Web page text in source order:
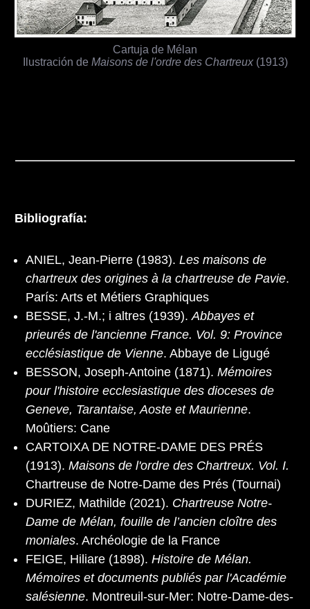
Cartuja de Mélan
Ilustración de Maisons de l'ordre des Chartreux(1913)
Bibliografía:
ANIEL, Jean-Pierre (1983). Les maisons de
chartreux des origines à la chartreuse de Pavie.
París: Arts et Métiers Graphiques
BESSE, J.-M.; i altres (1939).Abbayes et
prieurés de l'ancienne France. Vol. 9: Province
ecclésiastique de Vienne. Abbaye de Ligugé
BESSON, Joseph-Antoine (1871). Mémoires
pour l'histoire ecclesiastique des dioceses de
Geneve, Tarantaise, Aoste et Maurienne.
Moûtiers: Cane
CARTOIXA DE NOTRE-DAME DES PRÉS
(1913). Maisons de l'ordre des Chartreux. Vol. I.
Chartreuse de Notre-Dame des Prés (Tournai)
DURIEZ, Mathilde (2021). Chartreuse Notre-
Dame de Mélan, fouille de l’ancien cloître des
moniales. Archéologie de la France
FEIGE, Hiliare (1898). Histoire de Mélan.
Mémoires et documents publiés par l'Académie
salésienne. Montreuil-sur-Mer: Notre-Dame-des-